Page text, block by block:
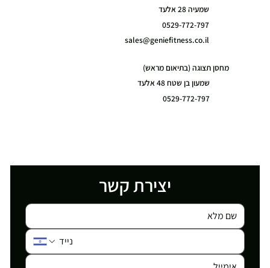
שמעיה 28 אלעד
0529-772-797
sales@geniefitness.co.il
מחסן תצוגה (בתיאום מראש)
שמעון בן שטח 48 אלעד
0529-772-797
יצירת קשר